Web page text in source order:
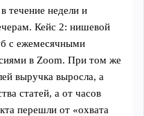
течение недели и
Кейс 2: нишевой
с ежемесячными
в Zoom. При том же
выручка выросла, а
статей, а от часов
перешли от «охвата